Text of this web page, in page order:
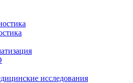
исследования